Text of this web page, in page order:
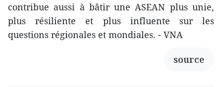
contribue aussi à bâtir une ASEAN plus unie,
plus résiliente et plus influente sur les
questions régionales et mondiales. - VNA
source